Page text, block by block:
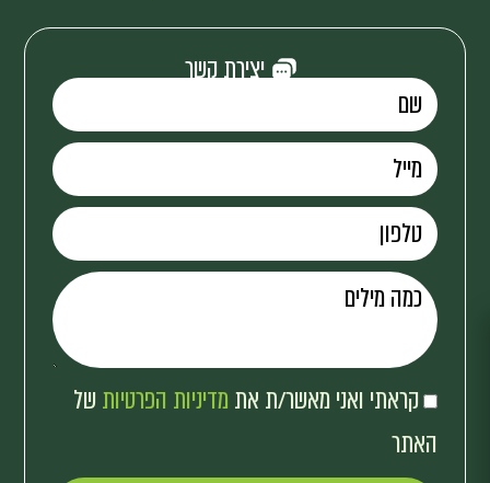
יצירת קשר
קראתי ואני מאשר/ת את מדיניות הפרטיות של
האתר